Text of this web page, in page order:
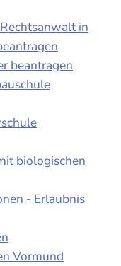
in
beantragen
biologischen
- Erlaubnis
Vormund